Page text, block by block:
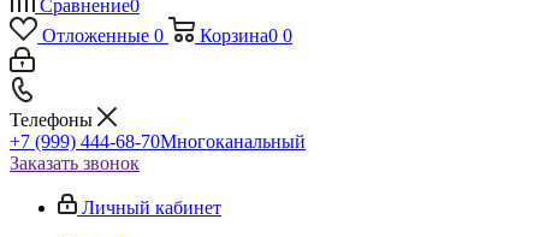
Сравнение0
Отложенные 0 Корзина0 0
Телефоны
+7 (999) 444-68-70Многоканальный
Заказать звонок
Личный кабинет